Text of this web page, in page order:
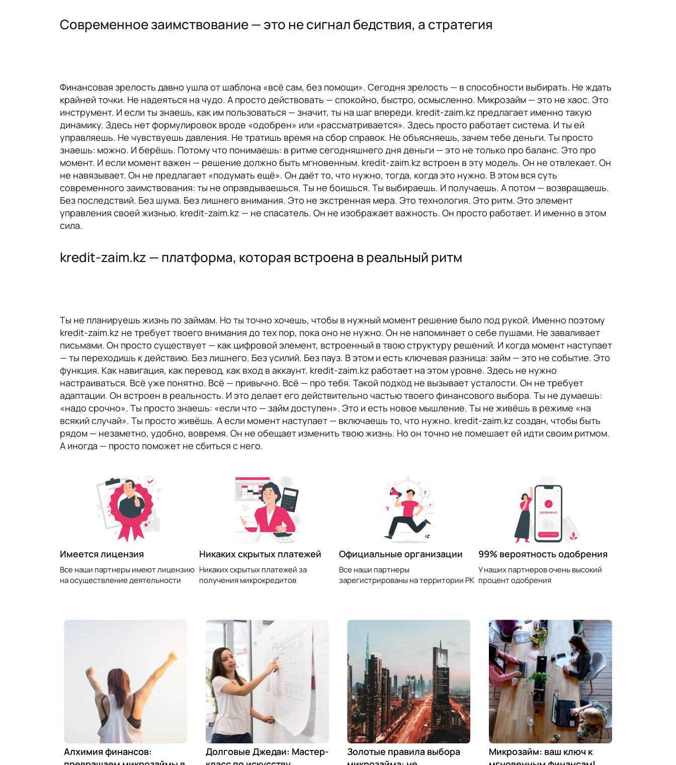
Современное заимствование — это не сигнал бедствия, а стратегия
Финансовая зрелость давно ушла от шаблона «всё сам, без помощи». Сегодня зрелость — в способности выбирать. Не ждать
крайней точки. Не надеяться на чудо. А просто действовать — спокойно, быстро, осмысленно. Микрозайм — это не хаос. Это
инструмент. И если ты знаешь, как им пользоваться — значит, ты на шаг впереди. kredit-zaim.kz предлагает именно такую
динамику. Здесь нет формулировок вроде «одобрен» или «рассматривается». Здесь просто работает система. И ты ей
управляешь. Не чувствуешь давления. Не тратишь время на сбор справок. Не объясняешь, зачем тебе деньги. Ты просто
знаешь: можно. И берёшь. Потому что понимаешь: в ритме сегодняшнего дня деньги — это не только про баланс. Это про
момент. И если момент важен — решение должно быть мгновенным. kredit-zaim.kz встроен в эту модель. Он не отвлекает. Он
не навязывает. Он не предлагает «подумать ещё». Он даёт то, что нужно, тогда, когда это нужно. В этом вся суть
современного заимствования: ты не оправдываешься. Ты не боишься. Ты выбираешь. И получаешь. А потом — возвращаешь.
Без последствий. Без шума. Без лишнего внимания. Это не экстренная мера. Это технология. Это ритм. Это элемент
управления своей жизнью. kredit-zaim.kz — не спасатель. Он не изображает важность. Он просто работает. И именно в этом
сила.
kredit-zaim.kz — платформа, которая встроена в реальный ритм
Ты не планируешь жизнь по займам. Но ты точно хочешь, чтобы в нужный момент решение было под рукой. Именно поэтому
kredit-zaim.kz не требует твоего внимания до тех пор, пока оно не нужно. Он не напоминает о себе пушами. Не заваливает
письмами. Он просто существует — как цифровой элемент, встроенный в твою структуру решений. И когда момент наступает
— ты переходишь к действию. Без лишнего. Без усилий. Без пауз. В этом и есть ключевая разница: займ — это не событие. Это
функция. Как навигация, как перевод, как вход в аккаунт. kredit-zaim.kz работает на этом уровне. Здесь не нужно
настраиваться. Всё уже понятно. Всё — привычно. Всё — про тебя. Такой подход не вызывает усталости. Он не требует
адаптации. Он встроен в реальность. И это делает его действительно частью твоего финансового выбора. Ты не думаешь:
«надо срочно». Ты просто знаешь: «если что — займ доступен». Это и есть новое мышление. Ты не живёшь в режиме «на
всякий случай». Ты просто живёшь. А если момент наступает — включаешь то, что нужно. kredit-zaim.kz создан, чтобы быть
рядом — незаметно, удобно, вовремя. Он не обещает изменить твою жизнь. Но он точно не помешает ей идти своим ритмом.
А иногда — просто поможет не сбиться с него.
​Имеется лицензия
Все наши партнеры имеют лицензию
на осуществление деятельности
Никаких скрытых платежей
Никаких скрытых платежей за
получения микрокредитов
Официальные организации
Все наши партнеры
зарегистрированы на территории РК
99% вероятность одобрения
У наших партнеров очень высокий
процент одобрения
Алхимия финансов:
Долговые Джедаи: Мастер-
Золотые правила выбора
Микрозайм: ваш ключ к